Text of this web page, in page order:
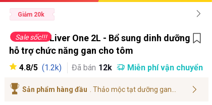
Giảm 20k
Liver One 2L - Bổ sung dinh dưỡng
hỗ trợ chức năng gan cho tôm
Đã bán 12k Miễn phí vận chuyển
4.8/5 (1.2k)
Sale sốc!!!
Sản phẩm hàng đầu . Thảo mộc tạt dưỡng gan...